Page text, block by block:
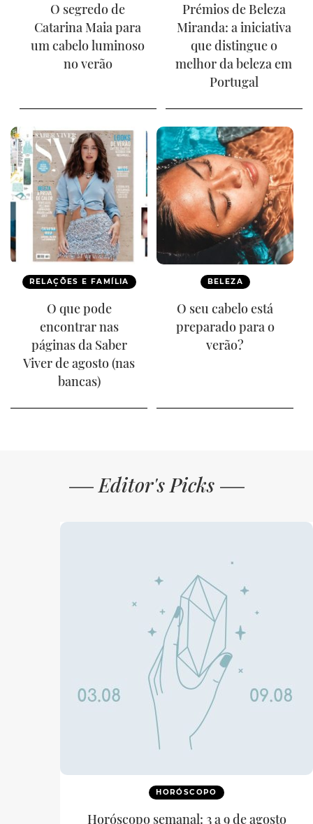
O segredo de
Catarina Maia para
um cabelo luminoso
no verão
Prémios de Beleza
Miranda: a iniciativa
que distingue o
melhor da beleza em
Portugal
RELAÇÕES E FAMÍLIA
O que pode
encontrar nas
páginas da Saber
Viver de agosto (nas
bancas)
BELEZA
O seu cabelo está
preparado para o
verão?
Editor's Picks
HORÓSCOPO
Horóscopo semanal: 3 a 9 de agosto